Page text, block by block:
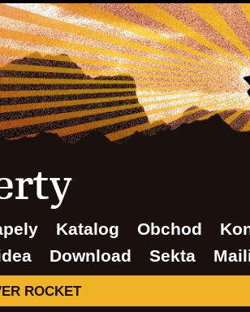
Katalog Obchod
Download Sekta
ROCKET